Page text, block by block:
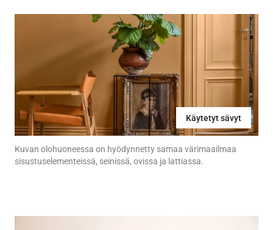
Käytetyt sävyt
Kuvan olohuoneessa on hyödynnetty samaa värimaailmaa
sisustuselementeissä, seinissä, ovissa ja lattiassa.